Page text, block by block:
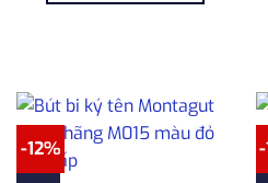
-12%